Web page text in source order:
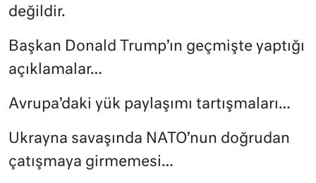
değildir.
Başkan Donald Trump’ın geçmişte yaptığı
açıklamalar…
Avrupa’daki yük paylaşımı tartışmaları…
Ukrayna savaşında NATO’nun doğrudan
çatışmaya girmemesi…